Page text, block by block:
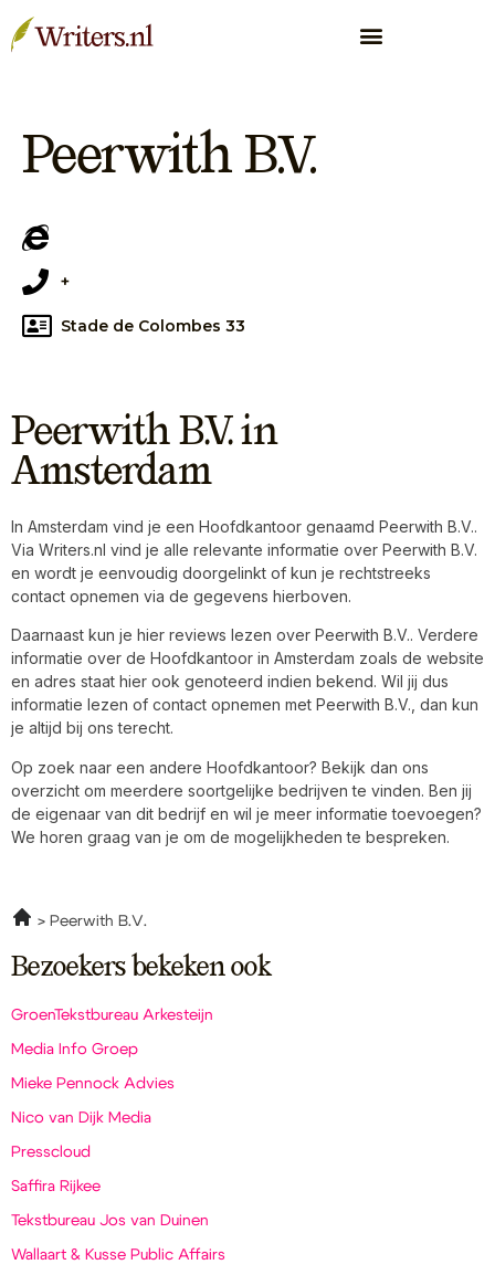
Peerwith B.V.
+
Stade de Colombes 33
Peerwith B.V. in
Amsterdam
In Amsterdam vind je een Hoofdkantoor genaamd Peerwith B.V..
Via Writers.nl vind je alle relevante informatie over Peerwith B.V.
en wordt je eenvoudig doorgelinkt of kun je rechtstreeks
contact opnemen via de gegevens hierboven.
Daarnaast kun je hier reviews lezen over Peerwith B.V.. Verdere
informatie over de Hoofdkantoor in Amsterdam zoals de website
en adres staat hier ook genoteerd indien bekend. Wil jij dus
informatie lezen of contact opnemen met Peerwith B.V., dan kun
je altijd bij ons terecht.
Op zoek naar een andere Hoofdkantoor? Bekijk dan ons
overzicht om meerdere soortgelijke bedrijven te vinden. Ben jij
de eigenaar van dit bedrijf en wil je meer informatie toevoegen?
We horen graag van je om de mogelijkheden te bespreken.
Peerwith B.V.
Bezoekers bekeken ook
GroenTekstbureau Arkesteijn
Media Info Groep
Mieke Pennock Advies
Nico van Dijk Media
Presscloud
Saffira Rijkee
Tekstbureau Jos van Duinen
Wallaart & Kusse Public Affairs